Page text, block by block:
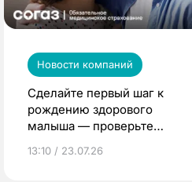
Новости компаний
Сделайте первый шаг к
рождению здорового
малыша — проверьте
по ОМС!
13:10 / 23.07.26